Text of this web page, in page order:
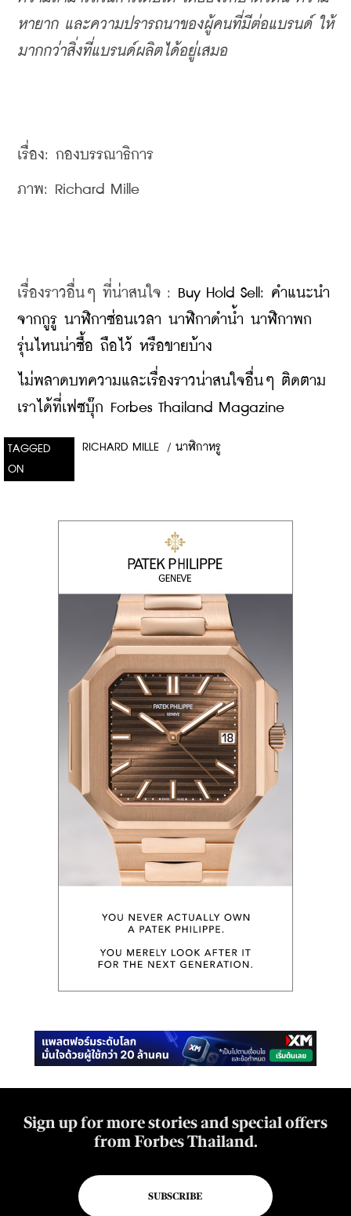
หายาก และความปรารถนาของผู้คนที่มีต่อแบรนด์ ให้
มากกว่าสิ่งที่แบรนด์ผลิตได้อยู่เสมอ
เรื่อง: กองบรรณาธิการ
ภาพ: Richard Mille
เรื่องราวอื่นๆ ที่น่าสนใจ : Buy Hold Sell: คำแนะนำ
จากกูรู นาฬิกาซ่อนเวลา นาฬิกาดำน้ำ นาฬิกาพก
รุ่นไหนน่าซื้อ ถือไว้ หรือขายบ้าง
ไม่พลาดบทความและเรื่องราวน่าสนใจอื่นๆ ติดตาม
เราได้ที่เฟซบุ๊ก Forbes Thailand Magazine
TAGGED
ON
RICHARD MILLE / นาฬิกาหรู
Sign up for more stories and special offers
from Forbes Thailand.
SUBSCRIBE